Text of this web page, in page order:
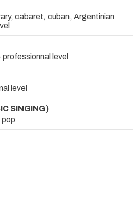
cabaret, cuban, Argentinian
level
level
SINGING)